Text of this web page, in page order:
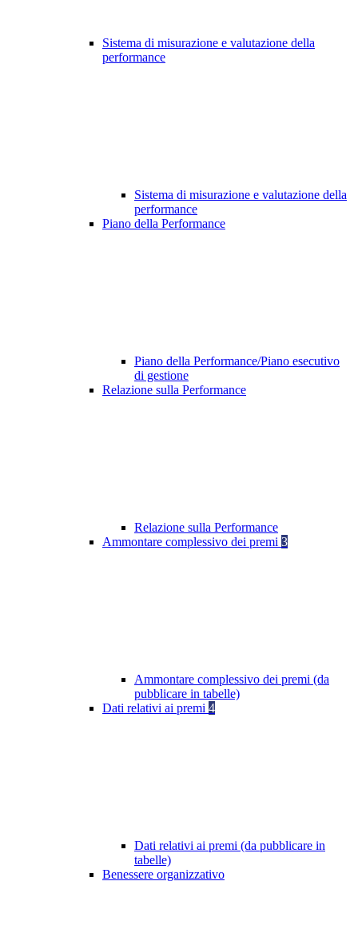
Sistema di misurazione e valutazione della
performance
Sistema di misurazione e valutazione della
performance
Piano della Performance
Piano della Performance/Piano esecutivo
di gestione
Relazione sulla Performance
Relazione sulla Performance
Ammontare complessivo dei premi 3
Ammontare complessivo dei premi (da
pubblicare in tabelle)
Dati relativi ai premi 4
Dati relativi ai premi (da pubblicare in
tabelle)
Benessere organizzativo